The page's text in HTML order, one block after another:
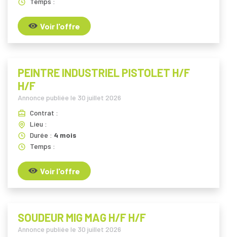
Voir l'offre
PEINTRE INDUSTRIEL PISTOLET H/F
H/F
Annonce publiée le 30 juillet 2026
Contrat :
Lieu :
Durée : 4 mois
Temps :
Voir l'offre
SOUDEUR MIG MAG H/F H/F
Annonce publiée le 30 juillet 2026